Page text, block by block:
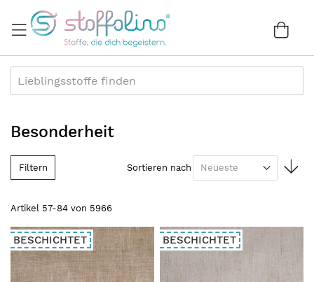
Inhalt
Besonderheit
Artikel 57-84 von 5966
Sortieren nach
BESCHICHTET BESCHICHTET
Filtern